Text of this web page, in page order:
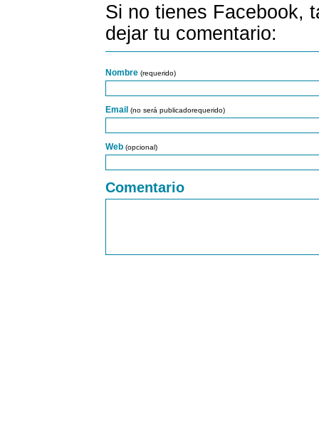
Si no tienes Facebook,
dejar tu comentario:
Nombre (requerido)
Email (no será publicadorequerido)
Web (opcional)
Comentario